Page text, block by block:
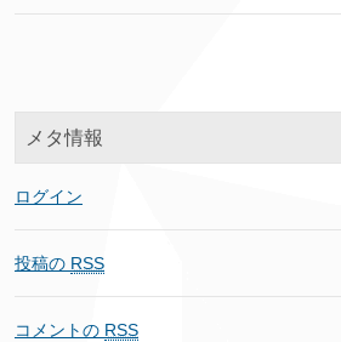
メタ情報
ログイン
投稿の RSS
コメントの RSS